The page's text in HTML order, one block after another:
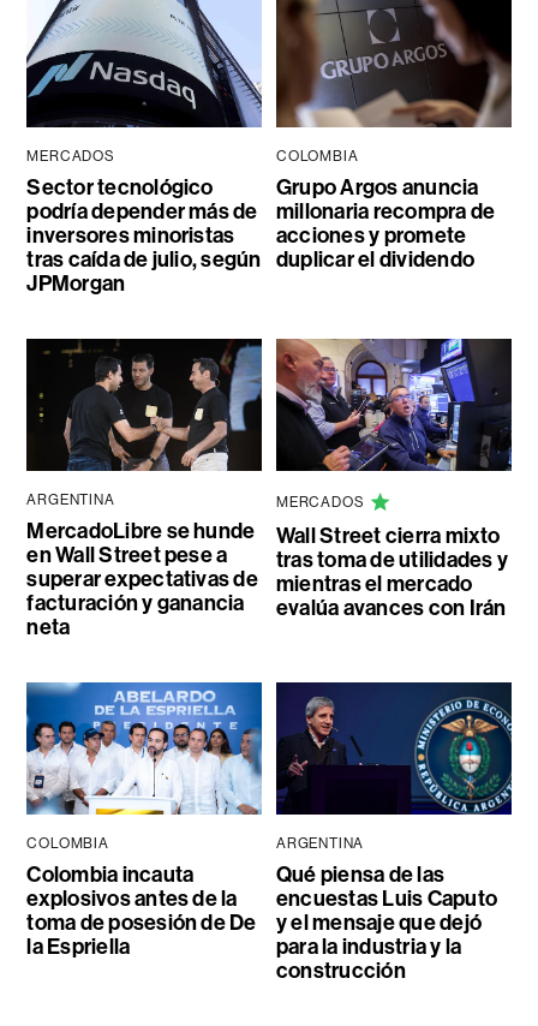
MERCADOS
Sector tecnológico
podría depender más de
inversores minoristas
tras caída de julio, según
JPMorgan
COLOMBIA
Grupo Argos anuncia
millonaria recompra de
acciones y promete
duplicar el dividendo
ARGENTINA
MercadoLibre se hunde
en Wall Street pese a
superar expectativas de
facturación y ganancia
neta
MERCADOS
Wall Street cierra mixto
tras toma de utilidades y
mientras el mercado
evalúa avances con Irán
COLOMBIA
Colombia incauta
explosivos antes de la
toma de posesión de De
la Espriella
ARGENTINA
Qué piensa de las
encuestas Luis Caputo
y el mensaje que dejó
para la industria y la
construcción